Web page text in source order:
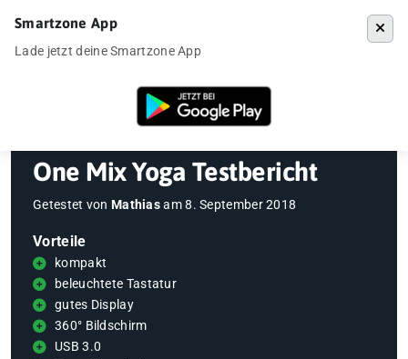
»One Mix Yoga Testbericht
One Mix Yoga Testbericht
Getestet von Mathiasam8. September 2018
Vorteile
kompakt
beleuchtete Tastatur
gutes Display
360° Bildschirm
USB 3.0
Smartzone App
Lade jetzt deine Smartzone App